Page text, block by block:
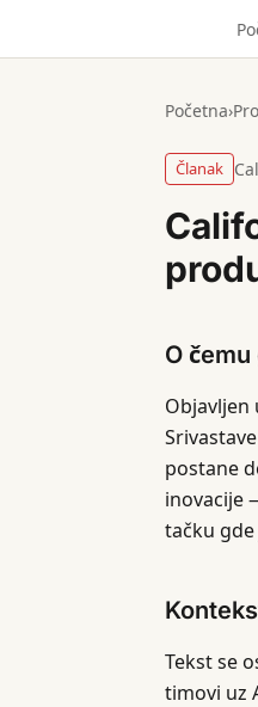
Početna›
Članak
O
Objavljen
postane
inovacije
tačku
Tekst se
timovi uz